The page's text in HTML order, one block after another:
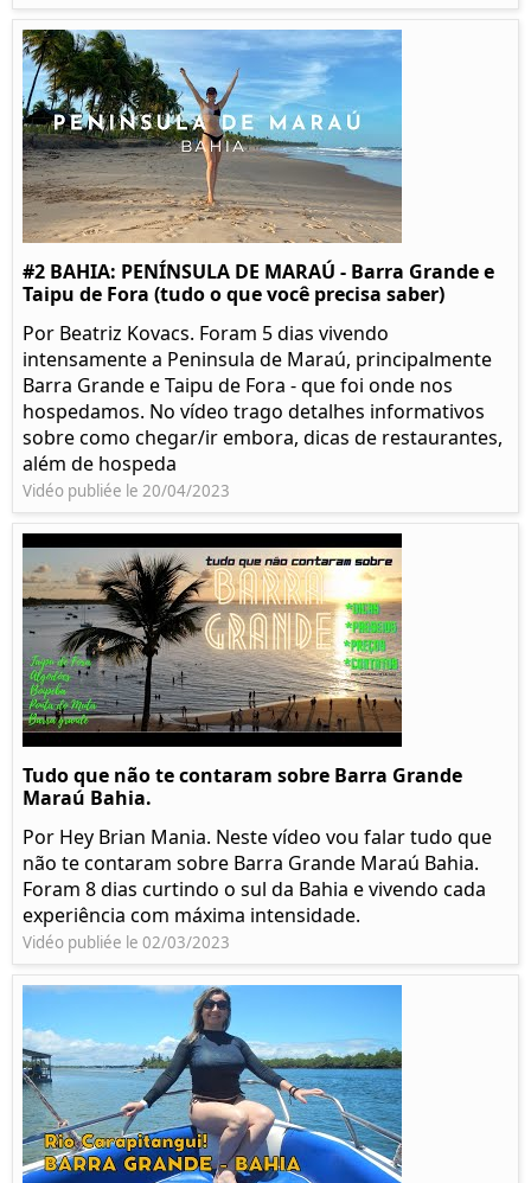
#2 BAHIA: PENÍNSULA DE MARAÚ - Barra Grande e
Taipu de Fora (tudo o que você precisa saber)
Por Beatriz Kovacs. Foram 5 dias vivendo
intensamente a Peninsula de Maraú, principalmente
Barra Grande e Taipu de Fora - que foi onde nos
hospedamos. No vídeo trago detalhes informativos
sobre como chegar/ir embora, dicas de restaurantes,
além de hospeda
Vidéo publiée le 20/04/2023
Tudo que não te contaram sobre Barra Grande
Maraú Bahia.
Por Hey Brian Mania. Neste vídeo vou falar tudo que
não te contaram sobre Barra Grande Maraú Bahia.
Foram 8 dias curtindo o sul da Bahia e vivendo cada
experiência com máxima intensidade.
Vidéo publiée le 02/03/2023